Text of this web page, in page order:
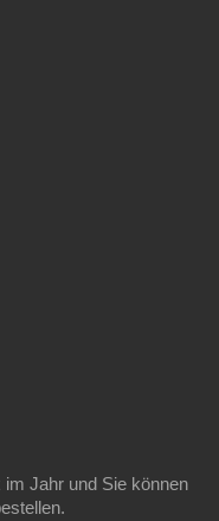
Jahr und Sie können